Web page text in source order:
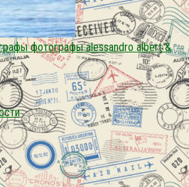
фотографы alessandro albert &